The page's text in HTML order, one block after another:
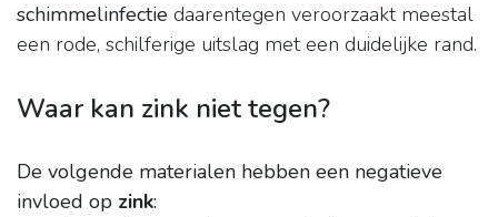
schimmelinfectie daarentegen veroorzaakt meestal
een rode, schilferige uitslag met een duidelijke rand.
Waar kan zink niet tegen?
De volgende materialen hebben een negatieve
invloed op zink: